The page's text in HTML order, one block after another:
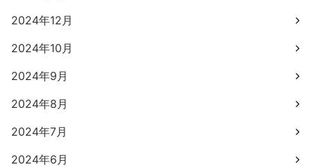
2024年12月
2024年10月
2024年9月
2024年8月
2024年7月
2024年6月